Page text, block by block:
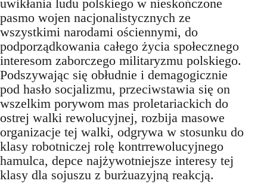
uwikłania ludu polskiego w nieskończone
pasmo wojen nacjonalistycznych ze
wszystkimi narodami ościennymi, do
podporządkowania całego życia społecznego
interesom zaborczego militaryzmu polskiego.
Podszywając się obłudnie i demagogicznie
pod hasło socjalizmu, przeciwstawia się on
wszelkim porywom mas proletariackich do
ostrej walki rewolucyjnej, rozbija masowe
organizacje tej walki, odgrywa w stosunku do
klasy robotniczej rolę kontrrewolucyjnego
hamulca, depce najżywotniejsze interesy tej
klasy dla sojuszu z burżuazyjną reakcją.